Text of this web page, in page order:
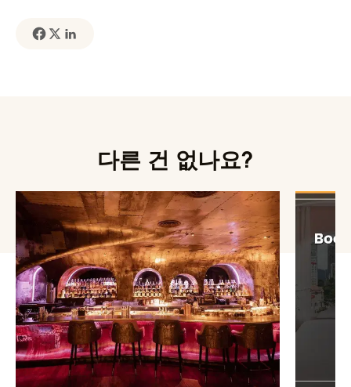
다른 건 없나요?